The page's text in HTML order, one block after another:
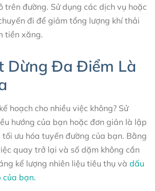
trên đường. Sử dụng các dịch vụ hoặc
đi để giảm tổng lượng khí thải
tiền xăng.
Dừng Đa Điểm Là
hoạch cho nhiều việc không? Sử
hướng của bạn hoặc đơn giản là lập
tối ưu hóa tuyến đường của bạn. Bằng
quay trở lại và số dặm không cần
kể lượng nhiên liệu tiêu thụ và dấu
của bạn.